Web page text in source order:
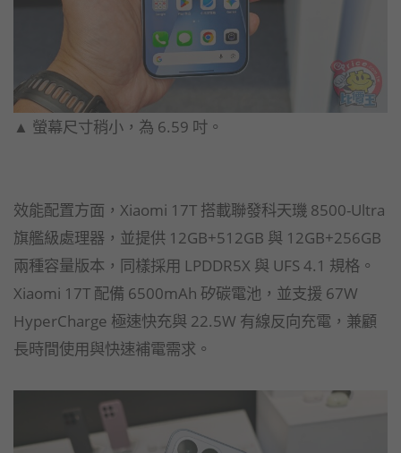
▲ 螢幕尺寸稍小，為 6.59 吋。
效能配置方面，Xiaomi 17T 搭載聯發科天璣 8500-Ultra
旗艦級處理器，並提供 12GB+512GB 與 12GB+256GB
兩種容量版本，同樣採用 LPDDR5X 與 UFS 4.1 規格。
Xiaomi 17T 配備 6500mAh 矽碳電池，並支援 67W
HyperCharge 極速快充與 22.5W 有線反向充電，兼顧
長時間使用與快速補電需求。